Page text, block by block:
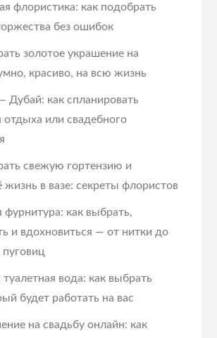
флористика: как подобрать
без ошибок
золотое украшение на
красиво, на всю жизнь
Дубай: как спланировать
отдыха или свадебного
свежую гортензию и
жизнь в вазе: секреты флористов
фурнитура: как выбрать,
и вдохновиться — от нитки до
вода: как выбрать
будет работать на вас
на свадьбу онлайн: как